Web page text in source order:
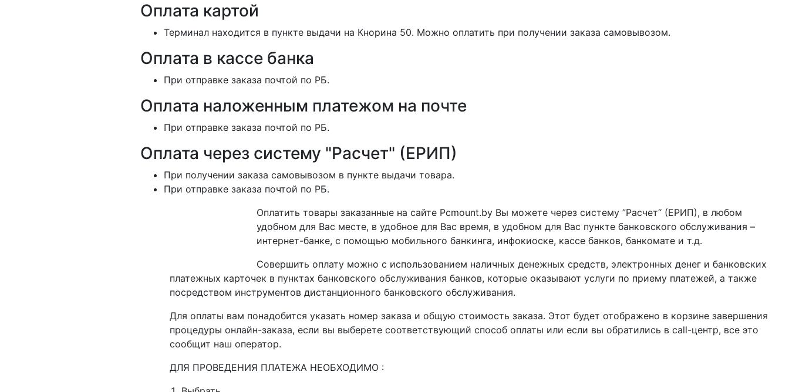
Оплата картой
Терминал находится в пункте выдачи на Кнорина 50. Можно оплатить при получении заказа самовывозом.
Оплата в кассе банка
При отправке заказа почтой по РБ.
Оплата наложенным платежом на почте
При отправке заказа почтой по РБ.
Оплата через систему "Расчет" (ЕРИП)
При получении заказа самовывозом в пункте выдачи товара.
При отправке заказа почтой по РБ.
Оплатить товары заказанные на сайте Pcmount.by Вы можете через систему ”Расчет“ (ЕРИП), в любом
удобном для Вас месте, в удобное для Вас время, в удобном для Вас пункте банковского обслуживания –
интернет-банке, с помощью мобильного банкинга, инфокиоске, кассе банков, банкомате и т.д.
Совершить оплату можно с использованием наличных денежных средств, электронных денег и банковских
платежных карточек в пунктах банковского обслуживания банков, которые оказывают услуги по приему платежей, а также
посредством инструментов дистанционного банковского обслуживания.
Для оплаты вам понадобится указать номер заказа и общую стоимость заказа. Этот будет отображено в корзине завершения
процедуры онлайн-заказа, если вы выберете соответствующий способ оплаты или если вы обратились в call-центр, все это
сообщит наш оператор.
ДЛЯ ПРОВЕДЕНИЯ ПЛАТЕЖА НЕОБХОДИМО :